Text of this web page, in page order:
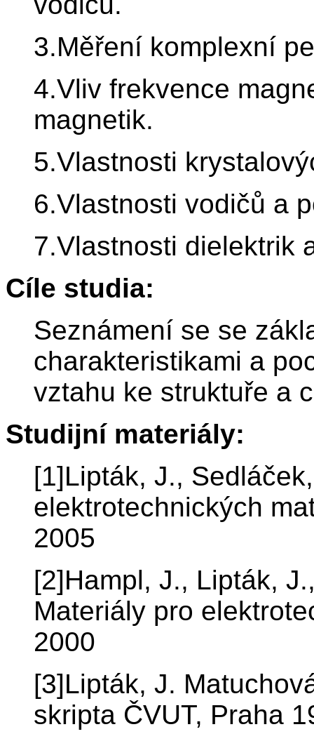
3.Měření komplexní
4.Vliv frekvence
magnetik.
5.Vlastnosti
6.Vlastnosti vodičů a
7.Vlastnosti dielektrik
Cíle studia:
Seznámení se se
charakteristikami a
vztahu ke struktuře a
Studijní materiály:
[1]Lipták, J.,
elektrotechnických
2005
[2]Hampl, J., Lipták,
Materiály pro
2000
[3]Lipták, J.
skripta ČVUT, Praha